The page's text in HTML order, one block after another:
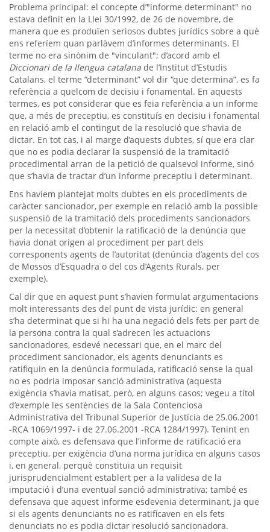
Problema principal: el concepte d’"informe determinant" no
estava definit en la Llei 30/1992, de 26 de novembre, de
manera que es produïen seriosos dubtes jurídics sobre a què
ens referíem quan parlàvem d’informes determinants. El
terme no era sinònim de "vinculant"; d’acord amb el
Diccionari de la llengua catalana de l’Institut d’Estudis
Catalans, el terme “determinant” vol dir “que determina”, es fa
referència a quelcom de decisiu i fonamental. En aquests
termes, es pot considerar que es feia referència a un informe
que, a més de preceptiu, es constituís en decisiu i fonamental
en relació amb el contingut de la resolució que s’havia de
dictar. En tot cas, i al marge d’aquests dubtes, sí que era clar
que no es podia declarar la suspensió de la tramitació
procedimental arran de la petició de qualsevol informe, sinó
que s’havia de tractar d’un informe preceptiu i determinant.
Ens havíem plantejat molts dubtes en els procediments de
caràcter sancionador, per exemple en relació amb la possible
suspensió de la tramitació dels procediments sancionadors
per la necessitat d’obtenir la ratificació de la denúncia que
havia donat origen al procediment per part dels
corresponents agents de l’autoritat (denúncia d’agents del cos
de Mossos d’Esquadra o del cos d’Agents Rurals, per
exemple).
Cal dir que en aquest punt s’havien formulat argumentacions
molt interessants des del punt de vista jurídic: en general
s’ha determinat que si hi ha una negació dels fets per part de
la persona contra la qual s’adrecen les actuacions
sancionadores, esdevé necessari que, en el marc del
procediment sancionador, els agents denunciants es
ratifiquin en la denúncia formulada, ratificació sense la qual
no es podria imposar sanció administrativa (aquesta
exigència s’havia matisat, però, en alguns casos; vegeu a títol
d’exemple les sentències de la Sala Contenciosa
Administrativa del Tribunal Superior de Justícia de 25.06.2001
-RCA 1069/1997- i de 27.06.2001 -RCA 1284/1997). Tenint en
compte això, es defensava que l’informe de ratificació era
preceptiu, per exigència d’una norma jurídica en alguns casos
i, en general, perquè constituïa un requisit
jurisprudencialment establert per a la validesa de la
imputació i d’una eventual sanció administrativa; també es
defensava que aquest informe esdevenia determinant, ja que
si els agents denunciants no es ratificaven en els fets
denunciats no es podia dictar resolució sancionadora.